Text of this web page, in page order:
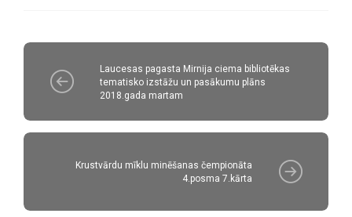
Laucesas pagasta Mirnija ciema bibliotēkas
tematisko izstāžu un pasākumu plāns
2018.gada martam
Krustvārdu mīklu minēšanas čempionāta
4.posma 7.kārta